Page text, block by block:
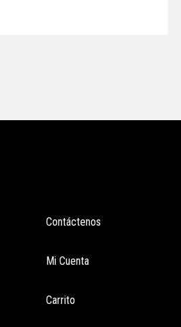
Contáctenos
Mi Cuenta
Carrito